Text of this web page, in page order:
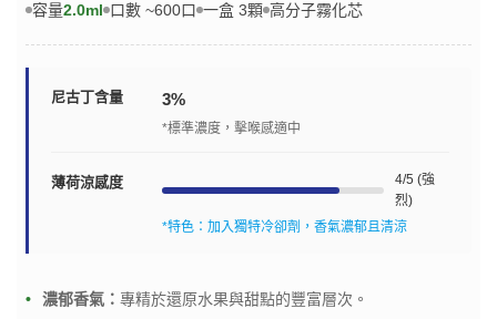
容量2.0ml 口數 ~600口 一盒 3顆 高分子霧化芯
尼古丁含量 3%
*標準濃度，擊喉感適中
薄荷涼感度
4/5 (強
烈)
*特色：加入獨特冷卻劑，香氣濃郁且清涼
濃郁香氣：專精於還原水果與甜點的豐富層次。